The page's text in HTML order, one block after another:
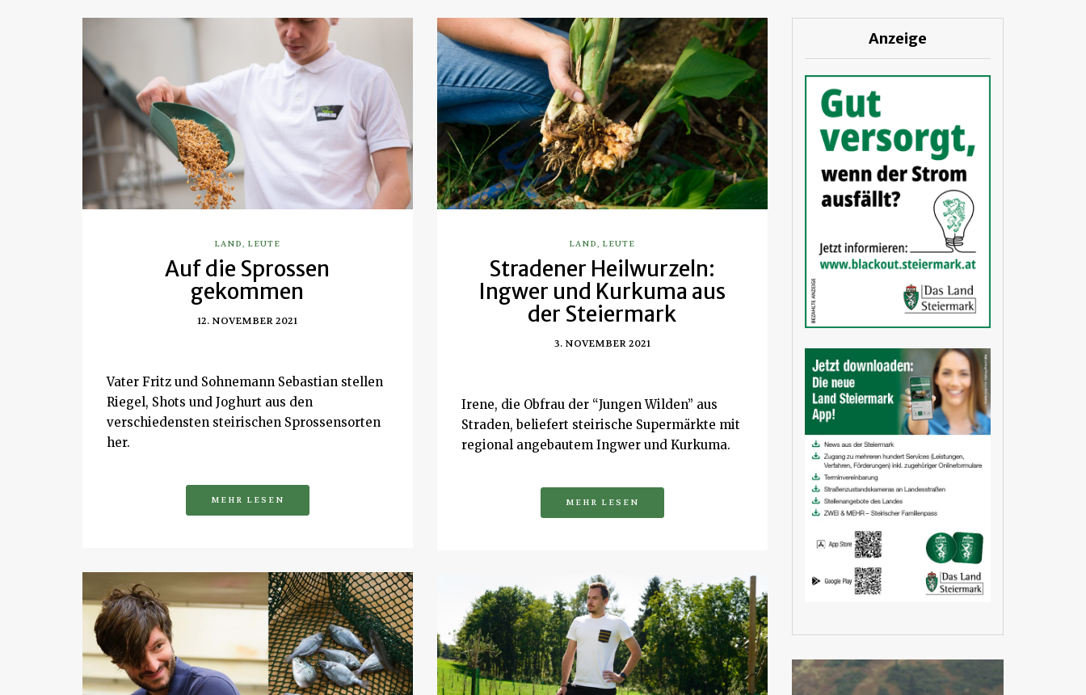
LAND, LEUTE
Auf die Sprossen
gekommen
12. NOVEMBER 2021
Vater Fritz und Sohnemann Sebastian stellen
Riegel, Shots und Joghurt aus den
verschiedensten steirischen Sprossensorten
her.
MEHR LESEN
LAND, LEUTE
Stradener Heilwurzeln:
Ingwer und Kurkuma aus
der Steiermark
3. NOVEMBER 2021
Irene, die Obfrau der “Jungen Wilden” aus
Straden, beliefert steirische Supermärkte mit
regional angebautem Ingwer und Kurkuma.
MEHR LESEN
Anzeige